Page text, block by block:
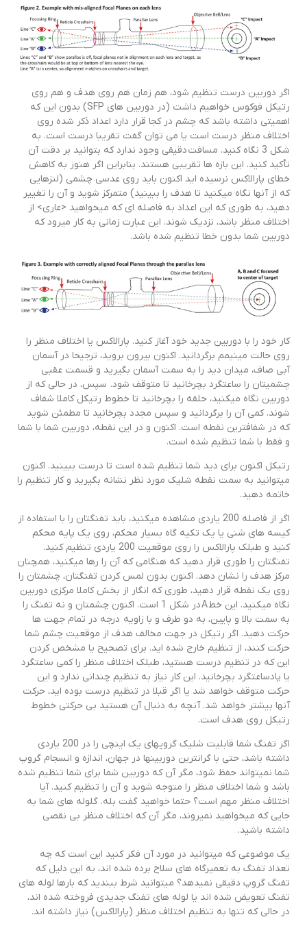
اگر دوربین درست تنظیم شود، هم زمان هم روی هدف و هم روی
رتیکل فوکوس خواهیم داشت (در دوربین های SFP) بدون این که
اهمیتی داشته باشد که چشم در کجا قرار دارد اعداد ذکر شده روی
اختلاف منظر درست است یا می توان گفت تقریبا درست است. به
شکل 3 نگاه کنید. مسافت دقیقی وجود ندارد که بتوانید بر دقت آن
تأکید کنید. این بازه­ ها تقریبی هستند. بنابراین اگر هنوز به کاهش
خطای پارالاکس نرسیده اید اکنون باید روی عدسی چشمی (لنزهایی
که از آن­ها نگاه می­کنید تا هدف را ببینید) متمرکز شوید و آن را تغییر
دهید، به طوری که این اعداد به فاصله­ ای که می­خواهید <عاری> از
اختلاف منظر باشد، نزدیک شوند. این عبارت زمانی به کار می­رود که
دوربین شما بدون خطا تنظیم شده باشد.
کار خود را با دوربین جدید خود آغاز کنید. پارالاکس یا اختلاف منظر را
روی حالت مینیمم برگردانید. اکنون بیرون بروید، ترجیحا در آسمان
آبی صاف، میدان دید را به سمت آسمان بگیرید و قسمت عقبی
چشمی­تان را ساعتگرد بچرخانید تا متوقف شود. سپس، در حالی که از
دوربین نگاه می­کنید، حلقه را بچرخانید تا خطوط رتیکل کاملا شفاف
شوند. کمی آن را برگردانید و سپس مجدد بچرخانید تا مطمئن شوید
که در شفاف­ترین نقطه است. اکنون و در این نقطه، دوربین شما با شما
و فقط با شما تنظیم شده است.
رتیکل اکنون برای دید شما تنظیم شده است تا درست ببینید. اکنون
می­توانید به سمت نقطه شلیک مورد نظر نشانه بگیرید و کار تنظیم را
خاتمه دهید.
اگر از فاصله 200 یاردی مشاهده می­کنید، باید تفنگتان را با استفاده از
کیسه­ های شنی یا یک تکیه گاه بسیار محکم، روی یک پایه محکم
کنید و طبلک پارالاکس را روی موقعیت 200 یاردی تنظیم کنید.
تفنگتان را طوری قرار دهید که هنگامی که آن را رها می­کنید، همچنان
مرکز هدف را نشان دهد. اکنون بدون لمس کردن تفنگتان، چشمتان را
روی یک نقطه قرار دهید، طوری که انگار از بخش کاملا مرکزی دوربین
نگاه می­کنید. این خط A در شکل 1 است. اکنون چشمتان و نه تفنگ را
به سمت بالا و پایین، به دو طرف و با زاویه درجه در تمام جهت­ ها
حرکت دهید. اگر رتیکل در جهت مخالف هدف از موقعیت چشم شما
حرکت کنند، از تنظیم خارج شده اید. برای تصحیح یا مشخص کردن
این که در تنظیم درست هستید، طبلک اختلاف منظر را کمی ساعتگرد
یا پادساعتگرد بچرخانید. این کار نیاز به تنظیم چندانی ندارد و این
حرکت متوقف خواهد شد یا اگر قبلا در تنظیم درست بوده اید، حرکت
آن­ها بیشتر خواهد شد. آنچه به دنبال آن هستید بی حرکتی خطوط
رتیکل روی هدف است.
اگر تفنگ شما قابلیت شلیک گروپ­های یک اینچی را در 200 یاردی
داشته باشد، حتی با گران­ترین دوربین­ها در جهان، اندازه و انسجام گروپ
شما نمی­تواند حفظ شود، مگر آن که دوربین شما برای شما تنظیم شده
باشد و شما اختلاف منظر را متوجه شوید و آن را تنظیم کنید. آیا
اختلاف منظر مهم است؟ حتما خواهید گفت بله. گلوله­ های شما به
جایی که می­خواهید نمی­روند، مگر آن که اختلاف منظر بی نقصی
داشته باشید.
یک موضوعی که می­توانید در مورد آن فکر کنید این است که چه
تعداد تفنگ به تعمیرگاه های سلاح برده شده اند، به این دلیل که
تفنگ گروپ دقیقی نمیدهد؟ می­توانید شرط ببندید که بارها لوله ­های
تفنگ تعویض شده اند یا لوله­ های تفنگ جدیدی فروخته شده اند،
در حالی که تنها به تنظیم اختلاف منظر (پارالاکس) نیاز داشته اند.